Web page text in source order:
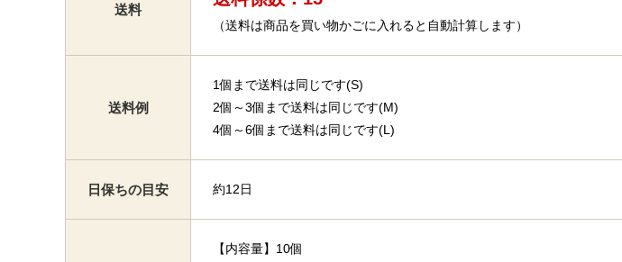
送料
（送料は商品を買い物かごに入れると自動計算します）
送料例
1個まで送料は同じです(S)
2個～3個まで送料は同じです(M)
4個～6個まで送料は同じです(L)
日保ちの目安 約12日
【内容量】10個